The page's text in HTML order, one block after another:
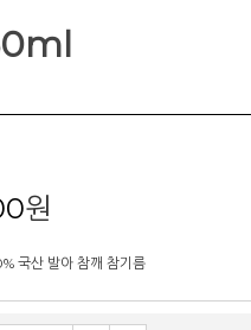
원
국산 발아 참깨 참기름